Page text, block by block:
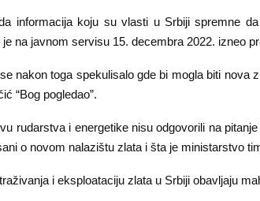
informacija koju su vlasti u Srbiji spremne
je na javnom servisu 15. decembra 2022. izneo
nakon toga spekulisalo gde bi mogla biti nova
“Bog pogledao”.
rudarstva i energetike nisu odgovorili na
o novom nalazištu zlata i šta je ministarstvo
i eksploataciju zlata u Srbiji obavljaju